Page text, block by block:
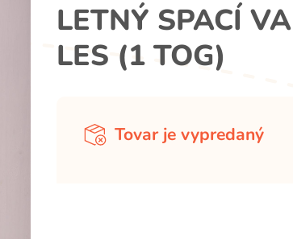
LETNÝ SPACÍ
LES (1 TOG)
Tovar je vypredaný